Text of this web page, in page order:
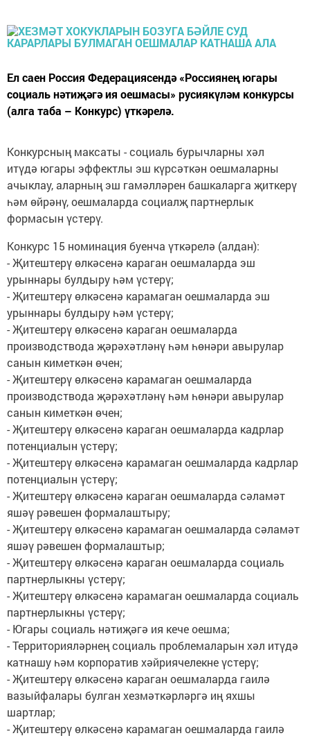
Ел саен Россия Федерациясендә «Россиянең югары
социаль нәтиҗәгә ия оешмасы» русиякүләм конкурсы
(алга таба – Конкурс) үткәрелә.
Конкурсның максаты - социаль бурычларны хәл
итүдә югары эффектлы эш күрсәткән оешмаларны
ачыклау, аларның эш гамәлләрен башкаларга җиткерү
һәм өйрәнү, оешмаларда социалҗ партнерлык
формасын үстерү.
Конкурс 15 номинация буенча үткәрелә (алдан):
- Җитештерү өлкәсенә караган оешмаларда эш
урыннары булдыру һәм үстерү;
- Җитештерү өлкәсенә карамаган оешмаларда эш
урыннары булдыру һәм үстерү;
- Җитештерү өлкәсенә караган оешмаларда
производствода җәрәхәтләнү һәм һөнәри авырулар
санын киметкән өчен;
- Җитештерү өлкәсенә карамаган оешмаларда
производствода җәрәхәтләнү һәм һөнәри авырулар
санын киметкән өчен;
- Җитештерү өлкәсенә караган оешмаларда кадрлар
потенциалын үстерү;
- Җитештерү өлкәсенә карамаган оешмаларда кадрлар
потенциалын үстерү;
- Җитештерү өлкәсенә караган оешмаларда сәламәт
яшәү рәвешен формалаштыру;
- Җитештерү өлкәсенә карамаган оешмаларда сәламәт
яшәү рәвешен формалаштыр;
- Җитештерү өлкәсенә караган оешмаларда социаль
партнерлыкны үстерү;
- Җитештерү өлкәсенә карамаган оешмаларда социаль
партнерлыкны үстерү;
- Югары социаль нәтиҗәгә ия кече оешма;
- Территорияләрнең социаль проблемаларын хәл итүдә
катнашу һәм корпоратив хәйриячелекне үстерү;
- Җитештерү өлкәсенә караган оешмаларда гаилә
вазыйфалары булган хезмәткәрләргә иң яхшы
шартлар;
- Җитештерү өлкәсенә карамаган оешмаларда гаилә